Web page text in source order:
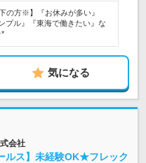
の方※】『お休みが多い』
プル』『東海で働きたい』な
気になる
会社
ルス】未経験OK★フレック